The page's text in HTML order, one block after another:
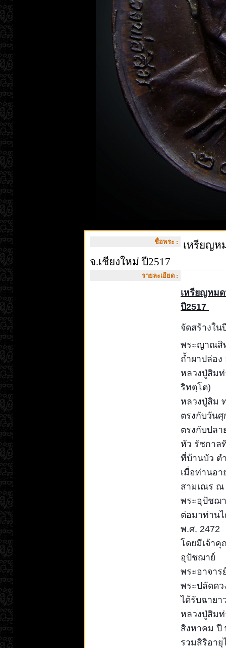
ชื่อพระ :
เหรียญห
จ.เชียงใหม่ ปี2517
รายละเอียด :
เหรียญหมด
ปี2517
จัดสร้างใน
พระญาณสิ
ถ้ำผาปล่อง
หลวงปู่สิม
ริทตฺโต)
หลวงปู่สิม
ตรงกับวัน
ตรงกับปลา
หัว รัชกาล
ที่บ้านบัว ต
เมื่อท่านอา
สามเณร ณ
พระอุปัชฌ
ต่อมาท่าน
พ.ศ. 2472
โดยมีเจ้าคุ
อุปัชฌาย์
พระอาจาร
พระปลัดด
ได้รับฉายา
หลวงปู่สิม
สิงหาคม ปี
รวมสิริอายุ